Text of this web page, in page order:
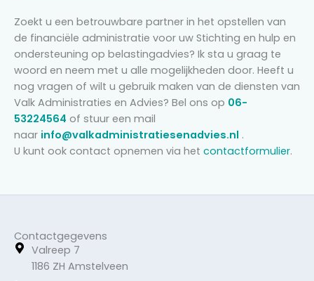
Zoekt u een betrouwbare partner in het opstellen van
de financiële administratie voor uw Stichting en hulp en
ondersteuning op belastingadvies? Ik sta u graag te
woord en neem met u alle mogelijkheden door. Heeft u
nog vragen of wilt u gebruik maken van de diensten van
Valk Administraties en Advies? Bel ons op 06-
53224564 of stuur een mail
naar info@valkadministratiesenadvies.nl .
U kunt ook contact opnemen via het contactformulier.
Contactgegevens
Valreep 7
1186 ZH Amstelveen